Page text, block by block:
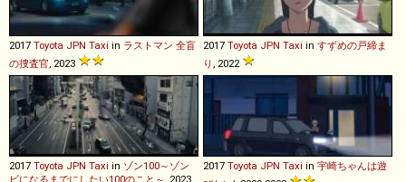
2017 Toyota JPN Taxi in ラストマン 全盲
の捜査官, 2023
2017 Toyota JPN Taxi in すずめの戸締ま
り, 2022
2017 Toyota JPN Taxi in ゾン100～ゾン
ビになるまでにしたい100のこと～ , 2023
2017 Toyota JPN Taxi in 宇崎ちゃんは遊